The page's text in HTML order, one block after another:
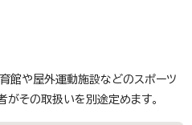
館や屋外運動施設などのスポーツ
がその取扱いを別途定めます。